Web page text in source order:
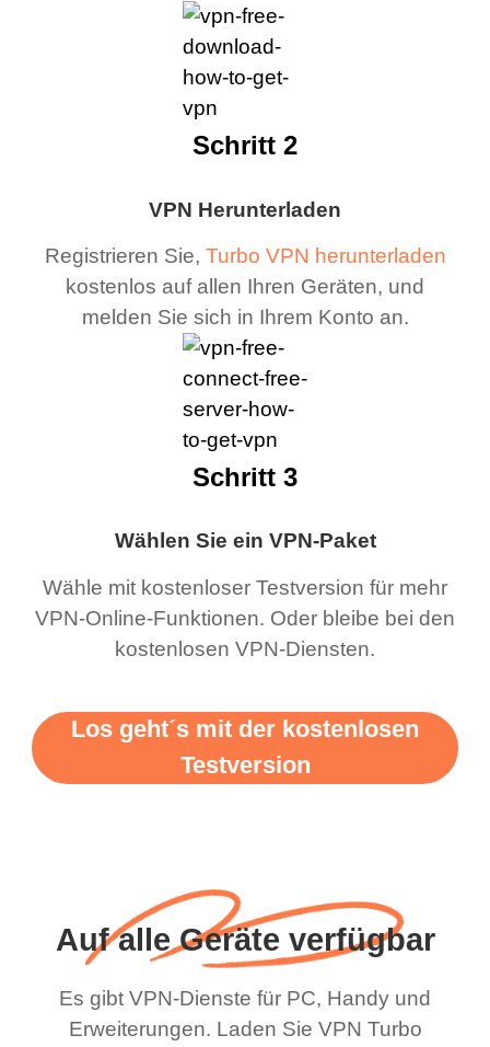
VPN Herunterladen
Registrieren Sie, Turbo VPN herunterladen
kostenlos auf allen Ihren Geräten, und
melden Sie sich in Ihrem Konto an.
Schritt 2
Wählen Sie ein VPN-Paket
Wähle mit kostenloser Testversion für mehr
VPN-Online-Funktionen. Oder bleibe bei den
kostenlosen VPN-Diensten.
Schritt 3
Los geht´s mit der kostenlosen
Testversion
Auf alle Geräte verfügbar
Es gibt VPN-Dienste für PC, Handy und
Erweiterungen. Laden Sie VPN Turbo